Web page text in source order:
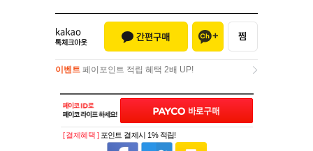
이벤트 페이포인트 적립 혜택 2배 UP!
[ 결제혜택 ] 포인트 결제시 1% 적립!